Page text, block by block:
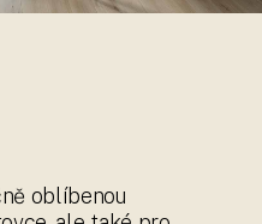
oblíbenou